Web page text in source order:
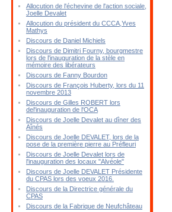
Allocution de l'échevine de l'action sociale,
Joelle Devalet
Allocution du président du CCCA,Yves
Mathys
Discours de Daniel Michiels
Discours de Dimitri Fourny, bourgmestre
lors de l'inauguration de la stèle en
mémoire des libérateurs
Discours de Fanny Bourdon
Discours de François Huberty, lors du 11
novembre 2013
Discours de Gilles ROBERT lors
del'inauguration de l'OCA
Discours de Joelle Devalet au dîner des
Aînés
Discours de Joelle DEVALET, lors de la
pose de la première pierre au Préfleuri
Discours de Joelle Devalet lors de
l'inauguration des locaux "Alvéole"
Discours de Joelle DEVALET Présidente
du CPAS lors des voeux 2016.
Discours de la Directrice générale du
CPAS
Discours de la Fabrique de Neufchâteau